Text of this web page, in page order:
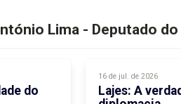
Lima - Deputado do
do
16 de jul. de 2026
Lajes: A